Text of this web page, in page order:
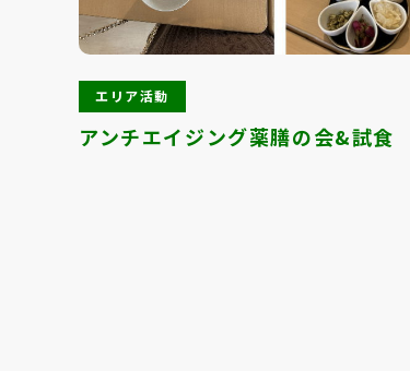
エリア活動
アンチエイジング薬膳の会&試食